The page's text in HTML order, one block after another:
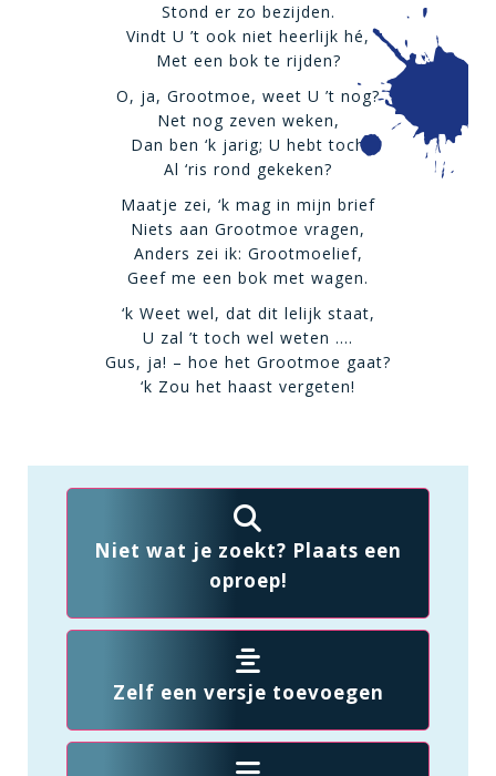
Stond er zo bezijden.
Vindt U ’t ook niet heerlijk hé,
Met een bok te rijden?
O, ja, Grootmoe, weet U ’t nog?
Net nog zeven weken,
Dan ben ‘k jarig; U hebt toch
Al ‘ris rond gekeken?
Maatje zei, ‘k mag in mijn brief
Niets aan Grootmoe vragen,
Anders zei ik: Grootmoelief,
Geef me een bok met wagen.
‘k Weet wel, dat dit lelijk staat,
U zal ’t toch wel weten ….
Gus, ja! – hoe het Grootmoe gaat?
‘k Zou het haast vergeten!
Niet wat je zoekt? Plaats een
oproep!
Zelf een versje toevoegen